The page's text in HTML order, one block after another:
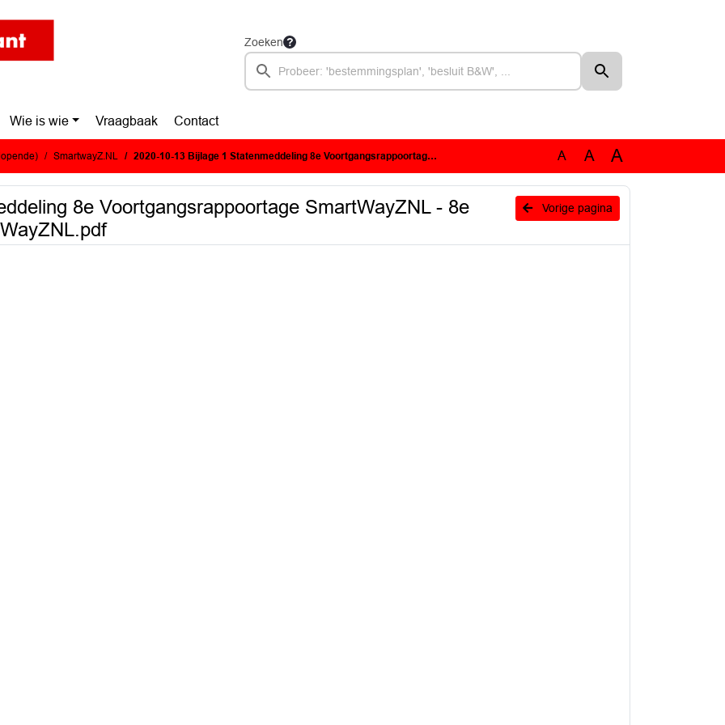
Zoeken
Wie is wie Vraagbaak Contact
SmartwayZ.NL 2020-10-13 Bijlage 1 Statenmeddeling 8e Voortgangsrappoortage SmartWayZNL - 8e Voortgangsrapoortage SamartWayZNL.pdf A A A
Vorige pagina
8e Voortgangsrappoortage SmartWayZNL - 8e